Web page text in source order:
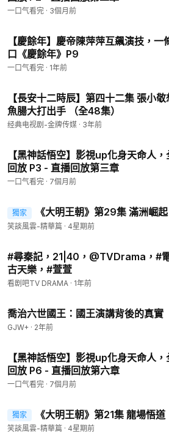
一口气看完 · 3個月前
【慶餘年】慶帝陳萍萍互飆演技，
口《慶餘年》P9
一口气看完 · 1年前
【長安十二時辰】第四十二集 張小
魚腸大打出手 （全48集）
经典电视剧-金牌传媒 · 3年前
【黑神話悟空】影視up化身天命人
回放 P3 - 直播回放第三章
一口气看完 · 7個月前
會員專享
獨家 《大明王朝》第29集 滿洲崛起
笑談風雲-精華篇 · 4星期前
#尋秦記，21|40，@TVDrama，#
古天樂，#萱萱
看剧吧TV DRAMA · 1年前
喬治六世國王：國王演講背後的真實
GJW+ · 2年前
【黑神話悟空】影視up化身天命人
回放 P6 - 直播回放第六章
一口气看完 · 7個月前
會員專享
獨家 《大明王朝》第21集 龍場悟道
笑談風雲-精華篇 · 4星期前